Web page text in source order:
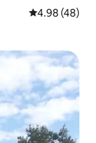
Calificación
4.98 (48)